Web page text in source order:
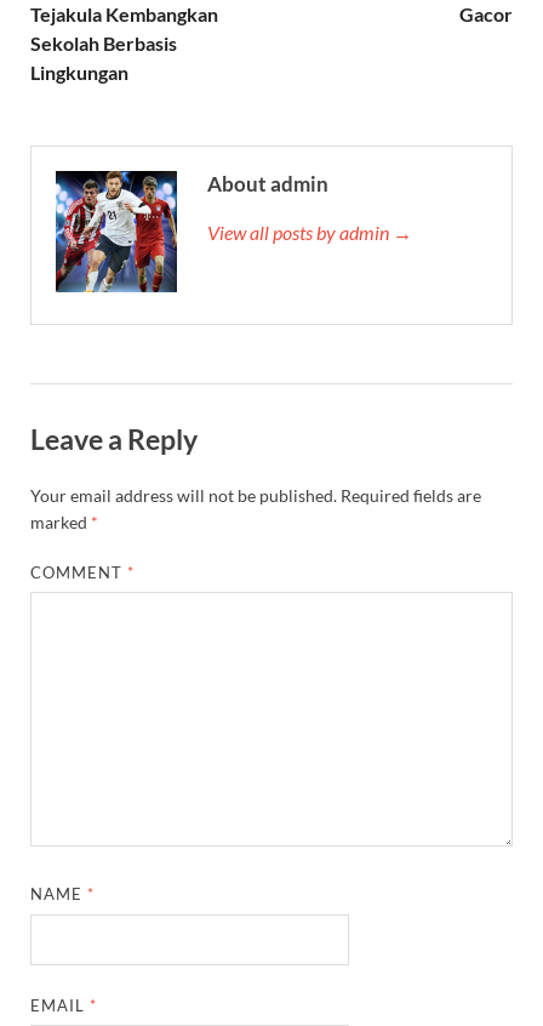
Tejakula Kembangkan
Sekolah Berbasis
Lingkungan
Gacor
About admin
View all posts by admin →
Leave a Reply
Your email address will not be published. Required fields are
marked *
COMMENT *
NAME *
EMAIL *